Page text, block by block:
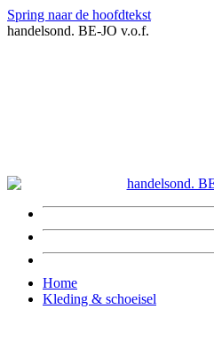
Spring naar de hoofdtekst
handelsond. BE-JO v.o.f.
Home
Kleding & schoeisel